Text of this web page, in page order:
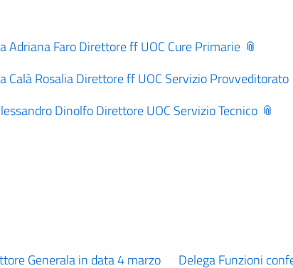
Faro Direttore ff UOC Cure Primarie
Rosalia Direttore ff UOC Servizio Provveditorato
Dinolfo Direttore UOC Servizio Tecnico
Generala in data 4 marzo Delega Funzioni